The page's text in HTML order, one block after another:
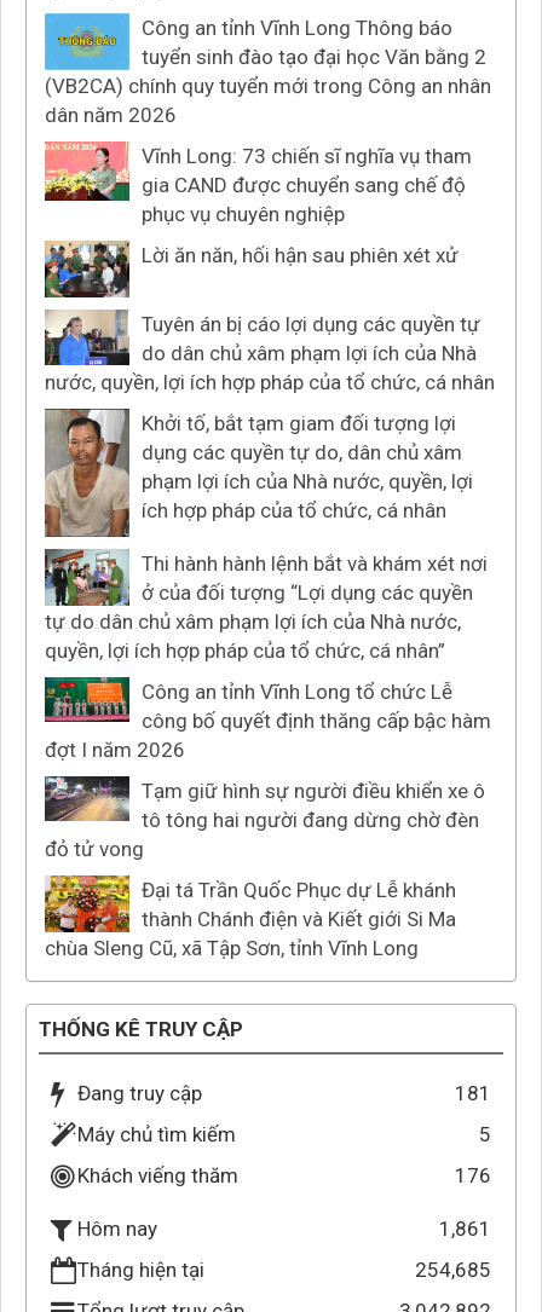
Công an tỉnh Vĩnh Long Thông báo
tuyển sinh đào tạo đại học Văn bằng 2
(VB2CA) chính quy tuyển mới trong Công an nhân
dân năm 2026
Vĩnh Long: 73 chiến sĩ nghĩa vụ tham
gia CAND được chuyển sang chế độ
phục vụ chuyên nghiệp
Lời ăn năn, hối hận sau phiên xét xử
Tuyên án bị cáo lợi dụng các quyền tự
do dân chủ xâm phạm lợi ích của Nhà
nước, quyền, lợi ích hợp pháp của tổ chức, cá nhân
Khởi tố, bắt tạm giam đối tượng lợi
dụng các quyền tự do, dân chủ xâm
phạm lợi ích của Nhà nước, quyền, lợi
ích hợp pháp của tổ chức, cá nhân
Thi hành hành lệnh bắt và khám xét nơi
ở của đối tượng “Lợi dụng các quyền
tự do dân chủ xâm phạm lợi ích của Nhà nước,
quyền, lợi ích hợp pháp của tổ chức, cá nhân”
Công an tỉnh Vĩnh Long tổ chức Lễ
công bố quyết định thăng cấp bậc hàm
đợt I năm 2026
Tạm giữ hình sự người điều khiển xe ô
tô tông hai người đang dừng chờ đèn
đỏ tử vong
Đại tá Trần Quốc Phục dự Lễ khánh
thành Chánh điện và Kiết giới Si Ma
chùa Sleng Cũ, xã Tập Sơn, tỉnh Vĩnh Long
THỐNG KÊ TRUY CẬP
Đang truy cập
181
Máy chủ tìm kiếm
5
Khách viếng thăm
176
Hôm nay
1,861
Tháng hiện tại
254,685